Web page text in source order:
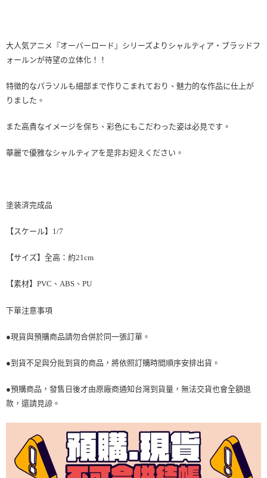
大人気アニメ『オーバーロード』シリーズよりシャルティア・ブラッドフ
ォールンが待望の立体化！！
特徴的なパラソルも細部まで作りこまれており、魅力的な作品に仕上が
りました。
また高貴なイメージを保ち、彩色にもこだわった姿は必見です。
華麗で優雅なシャルティアを是非お迎えください。
塗装済完成品
【スケール】1/7
【サイズ】全高：約21cm
【素材】PVC、ABS、PU
下單注意事項
●現貨與預購商品請勿合併於同一張訂單。
●到貨不足與分批到貨的商品，將依照訂購時間順序安排出貨。
●預購商品，發售日後才由原廠商通知台灣到貨量，無法交貨也會全額退
款，還請見諒。